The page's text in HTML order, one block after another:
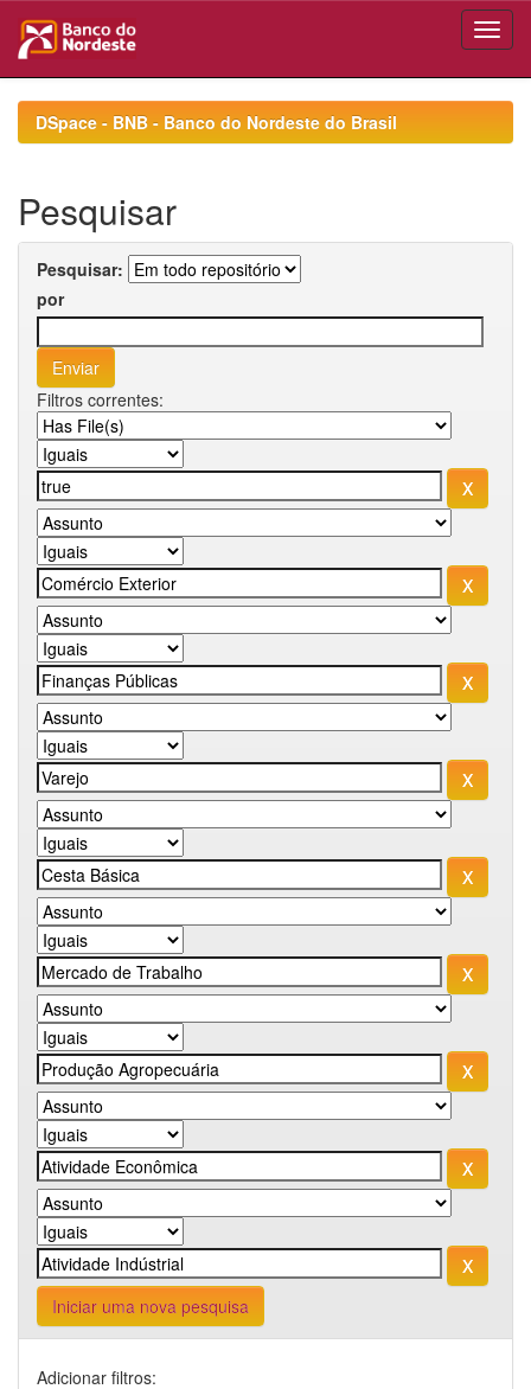
navigationDSpace - BNB - Banco do Nordeste do Brasil
Pesquisar
Pesquisar:
por
Filtros correntes:
Iniciar uma nova pesquisa
Adicionar filtros: